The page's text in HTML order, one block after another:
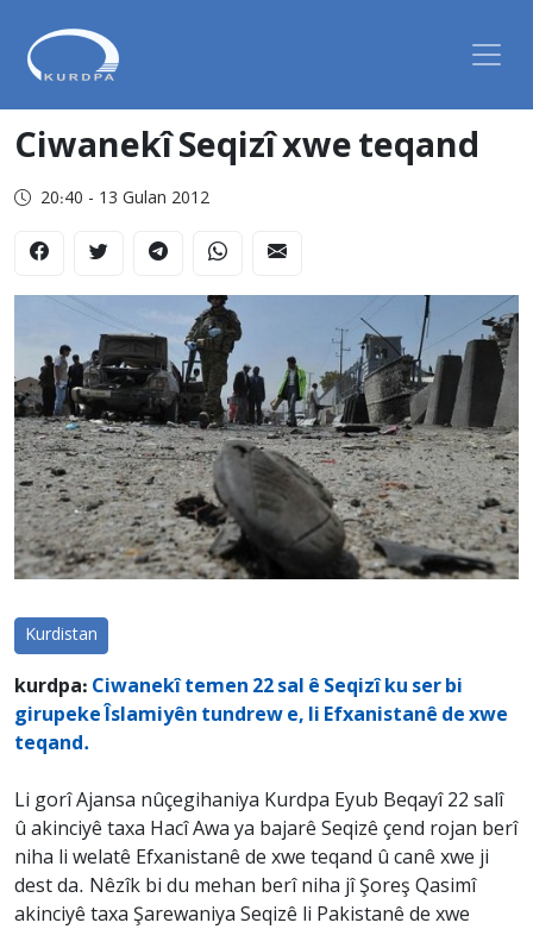
Ciwanekî Seqizî xwe teqand
20:40 - 13 Gulan 2012
Kurdistan
kurdpa: Ciwanekî temen 22 sal ê Seqizî ku ser bi
girupeke Îslamiyên tundrew e, li Efxanistanê de xwe
teqand.
Li gorî Ajansa nûçegihaniya Kurdpa Eyub Beqayî 22 salî
û akinciyê taxa Hacî Awa ya bajarê Seqizê çend rojan berî
niha li welatê Efxanistanê de xwe teqand û canê xwe ji
dest da. Nêzîk bi du mehan berî niha jî Şoreş Qasimî
akinciyê taxa Şarewaniya Seqizê li Pakistanê de xwe